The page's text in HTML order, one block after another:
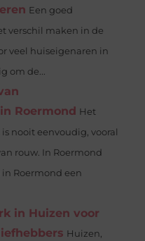
Een goed
verschil maken in de
veel huiseigenaren in
om de...
Roermond Het
nooit eenvoudig, vooral
rouw. In Roermond
Roermond een
in Huizen voor
Huizen,